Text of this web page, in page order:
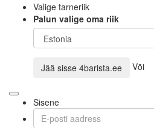
Valige tarneriik
Palun valige oma riik
Jää sisse 4barista.ee Või
Sisene